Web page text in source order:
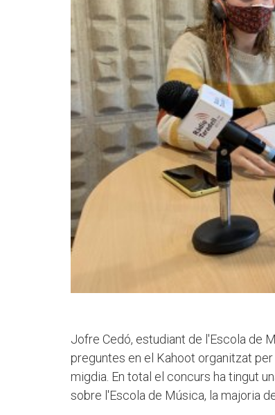
Jofre Cedó, estudiant de l'Escola de
preguntes en el Kahoot organitzat
migdia. En total el concurs ha tingut
sobre l'Escola de Música, la majoria